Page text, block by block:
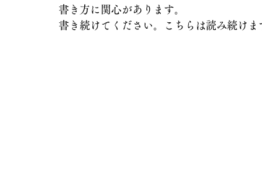
書き方に関心があります。
書き続けてください。こちらは読み続けま